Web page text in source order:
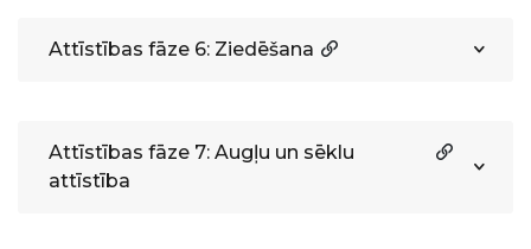
Attīstības fāze 6: Ziedēšana
Attīstības fāze 7: Augļu un sēklu
attīstība